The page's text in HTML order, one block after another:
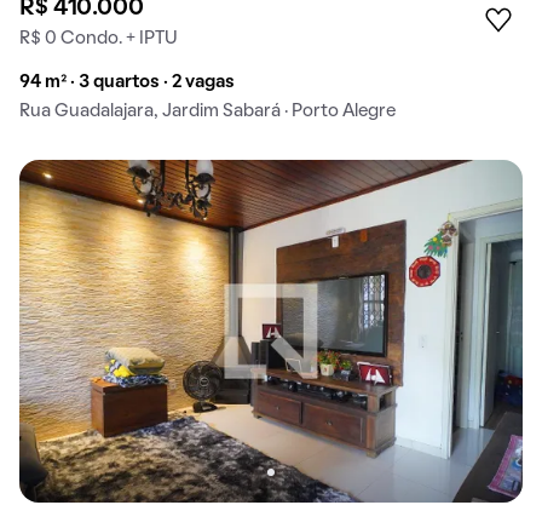
R$ 410.000
R$ 0 Condo. + IPTU
94 m² · 3 quartos · 2 vagas
Rua Guadalajara, Jardim Sabará · Porto Alegre